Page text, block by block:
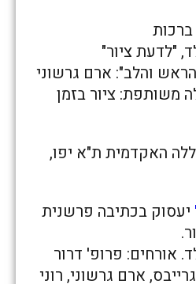
"הראש והלב": ארם גרשוני
משותפת: ציור בזמן
האקדמית ת"א יפו,
יעסוק בכתיבה פרשנית
אורחים: פרופ' דרור
ארם גרשוני, רוני